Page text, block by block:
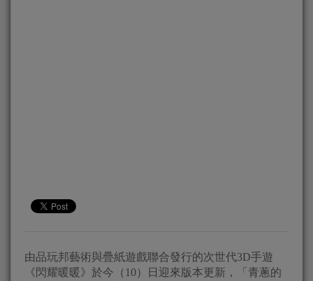
由品玩邦藝術與疊紙遊戲聯合發行的次世代3D手遊
《閃耀暖暖》於今（10）日迎來版本更新，「青蔥的